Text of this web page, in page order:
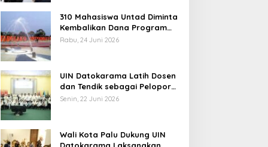
Kenaikan Gaji Kepala
Daerah
310 Mahasiswa Untad Diminta
Kembalikan Dana Program
Berani Cerdas, Kadisdik
Rabu, 24 Juni 2026
UIN Datokarama Latih Dosen
dan Tendik sebagai Pelopor
Moderasi Beragama
Senin, 22 Juni 2026
Wali Kota Palu Dukung UIN